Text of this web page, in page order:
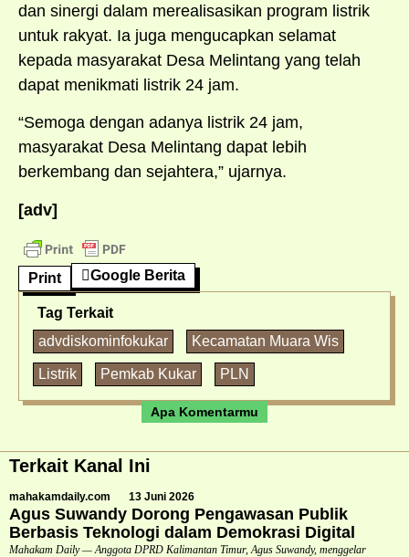
dan sinergi dalam merealisasikan program listrik
untuk rakyat. Ia juga mengucapkan selamat
kepada masyarakat Desa Melintang yang telah
dapat menikmati listrik 24 jam.
“Semoga dengan adanya listrik 24 jam,
masyarakat Desa Melintang dapat lebih
berkembang dan sejahtera,” ujarnya.
[adv]
Print Google Berita
Tag Terkait
advdiskominfokukar
Kecamatan Muara Wis
Listrik Pemkab Kukar PLN
Apa Komentarmu
Terkait Kanal Ini
mahakamdaily.com 13 Juni 2026
Agus Suwandy Dorong Pengawasan Publik
Berbasis Teknologi dalam Demokrasi Digital
Mahakam Daily — Anggota DPRD Kalimantan Timur, Agus Suwandy, menggelar